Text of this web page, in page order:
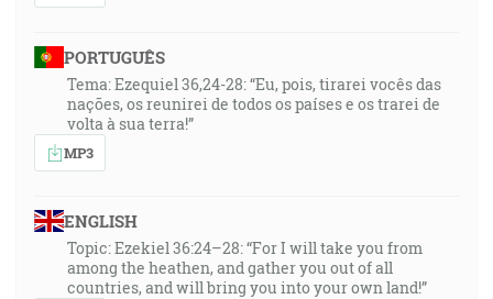
PORTUGUÊS
Tema: Ezequiel 36,24-28: “Eu, pois, tirarei vocês das
nações, os reunirei de todos os países e os trarei de
volta à sua terra!”
MP3
ENGLISH
Topic: Ezekiel 36:24–28: “For I will take you from
among the heathen, and gather you out of all
countries, and will bring you into your own land!”